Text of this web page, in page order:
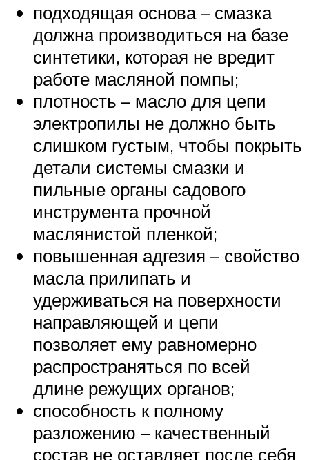
подходящая основа – смазка
должна производиться на базе
синтетики, которая не вредит
работе масляной помпы;
плотность – масло для цепи
электропилы не должно быть
слишком густым, чтобы покрыть
детали системы смазки и
пильные органы садового
инструмента прочной
маслянистой пленкой;
повышенная адгезия – свойство
масла прилипать и
удерживаться на поверхности
направляющей и цепи
позволяет ему равномерно
распространяться по всей
длине режущих органов;
способность к полному
разложению – качественный
состав не оставляет после себя